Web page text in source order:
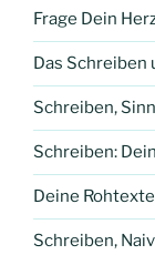
Frage Dein
Das Schreiben
Schreiben,
Schreiben:
Deine
Schreiben,